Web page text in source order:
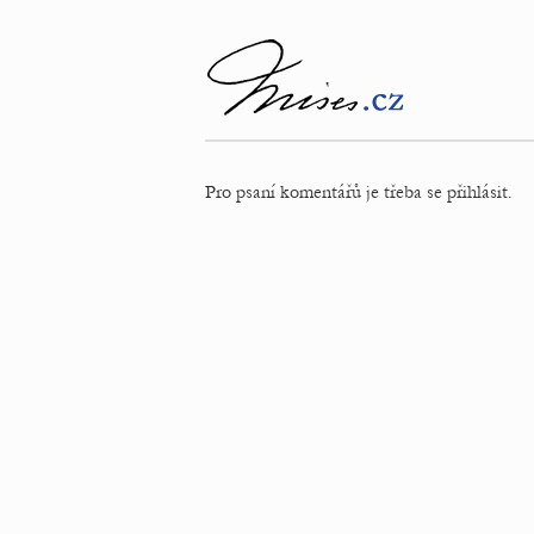
Pro psaní komentářů je třeba se přihlásit.